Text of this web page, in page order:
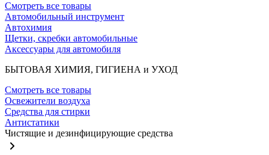
Смотреть все товары
Автомобильный инструмент
Автохимия
Щетки, скребки автомобильные
Аксессуары для автомобиля
БЫТОВАЯ ХИМИЯ, ГИГИЕНА и УХОД
Смотреть все товары
Освежители воздуха
Средства для стирки
Антистатики
Чистящие и дезинфицирующие средства